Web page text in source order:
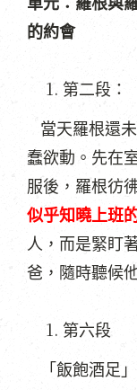
的約會
第二段：
當天羅根還
蠢欲動。先在
服後，羅根彷
似乎知曉上班
人，而是緊盯
爸，隨時聽候
第六段
「飯飽酒足